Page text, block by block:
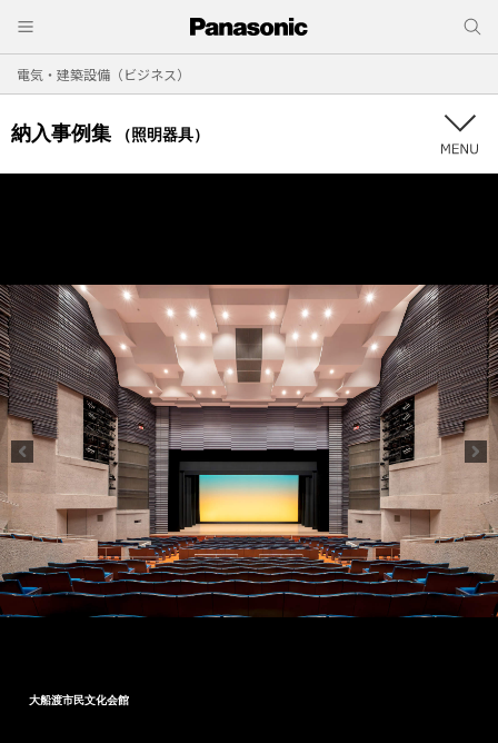
電気・建築設備（ビジネス）
納入事例集 （照明器具）
大船渡市民文化会館